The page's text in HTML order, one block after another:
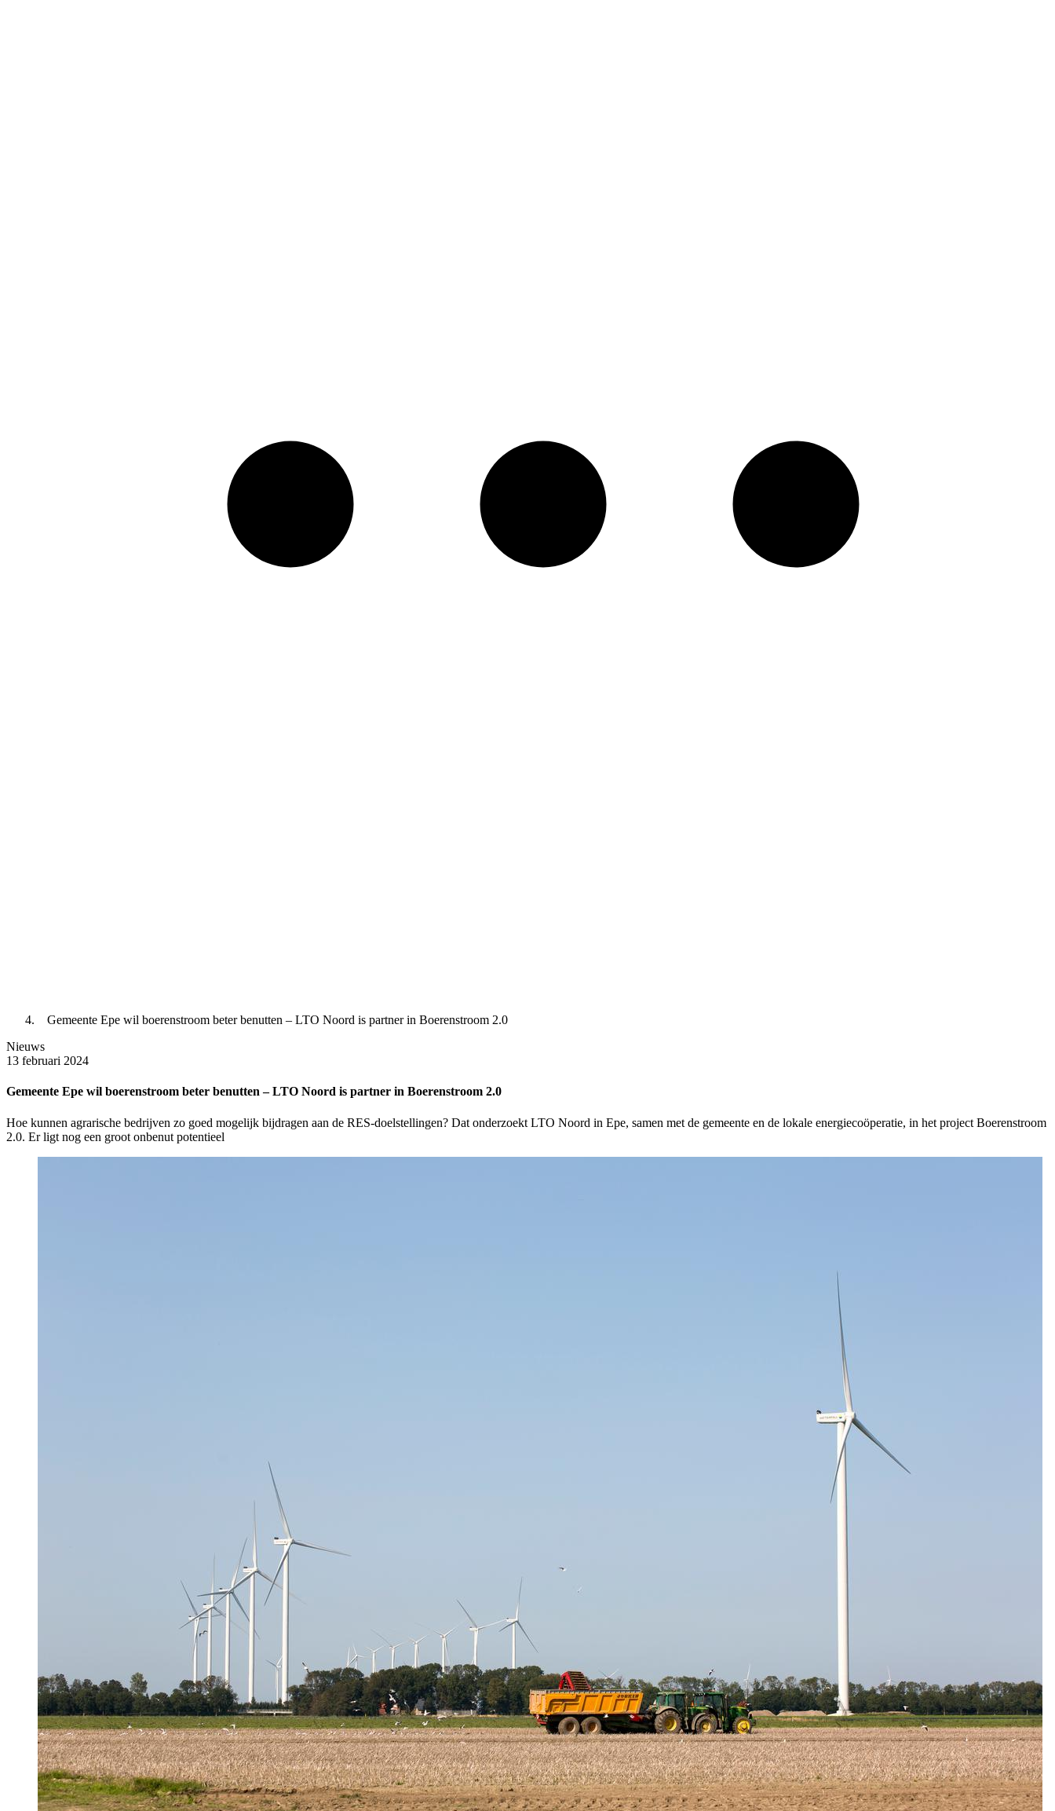
Gemeente Epe wil boerenstroom beter benutten – LTO Noord is partner in Boerenstroom 2.0
Nieuws
13 februari 2024
Gemeente Epe wil boerenstroom beter benutten – LTO Noord is partner in Boerenstroom 2.0
Hoe kunnen agrarische bedrijven zo goed mogelijk bijdragen aan de RES-doelstellingen? Dat onderzoekt LTO Noord in Epe, samen met de gemeente en de lokale energiecoöperatie, in het project Boerenstroom
2.0. Er ligt nog een groot onbenut potentieel